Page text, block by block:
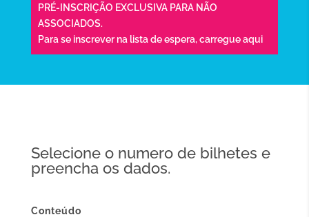
PRÉ-INSCRIÇÃO EXCLUSIVA PARA NÃO
ASSOCIADOS.
Para se inscrever na lista de espera,carregue aqui
Selecione o numero de bilhetes e
preencha os dados.
Conteúdo